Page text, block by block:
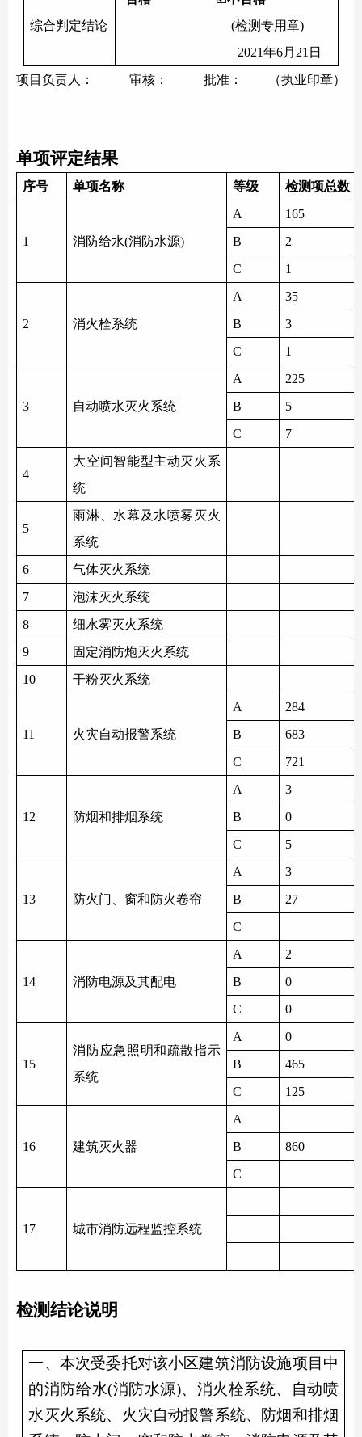
综合判定结论
(检测专用章)
2021年6月21日
项目负责人：
审核： 批准： （执业印章）
单项评定结果
序号 单项名称 等级 检测项总数
1 消防给水(消防水源)
A
165
B
2
C
1
2 消火栓系统
A
35
B
3
C
1
3 自动喷水灭火系统
A
225
B
5
C
7
4
大空间智能型主动灭火系
统
5
雨淋、水幕及水喷雾灭火
系统
6
气体灭火系统
7
泡沫灭火系统
8
细水雾灭火系统
9
固定消防炮灭火系统
10 干粉灭火系统
11 火灾自动报警系统
A
284
B
683
C
721
1 2 防烟和排烟系统
A
3
B
0
C
5
13 防火门、窗和防火卷帘
A
3
B
27
C
14 消防电源及其配电
A
2
B
0
C
0
1 5
消防应急照明和疏散指示
系统
A
0
B
465
C
125
16 建筑灭火器
A
B
860
C
1 7 城市消防远程监控系统
检测结论说明
一、本次受委托对该小区建筑消防设施项目中
的消防给水(消防水源)、消火栓系统、自动喷
水灭火系统、
火灾自动报警系统、防烟和排烟